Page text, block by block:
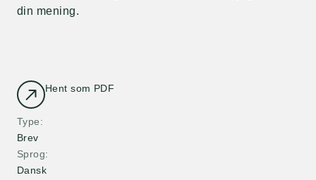
Hent som PDF
Type
Brev
Sprog
Dansk
din mening.